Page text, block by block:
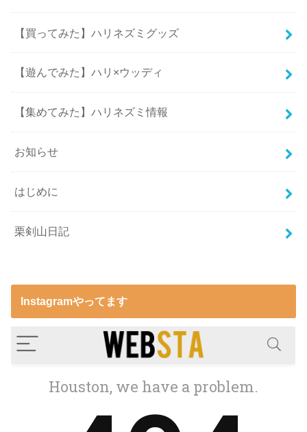
【買ってみた】ハリネズミグッズ
【遊んでみた】ハリ×ウッディ
【集めてみた】ハリネズミ情報
お知らせ
はじめに
栗剣山日記
Instagramやってます